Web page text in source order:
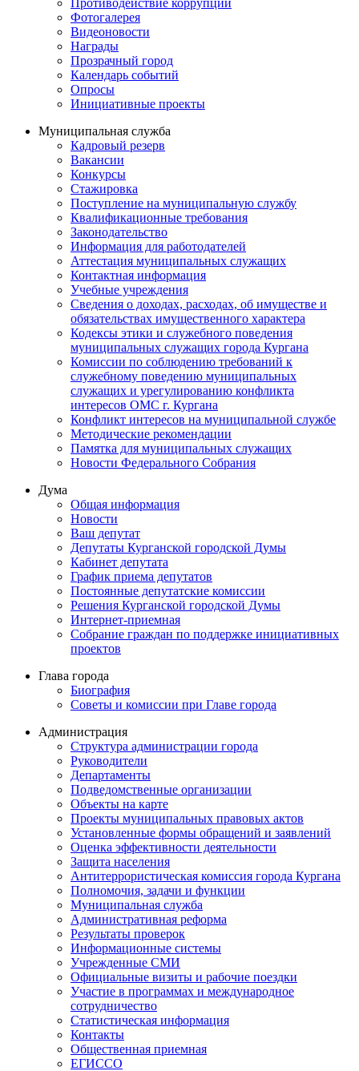
Фотогалерея
Видеоновости
Награды
Прозрачный город
Календарь событий
Опросы
Инициативные проекты
Муниципальная служба
Кадровый резерв
Вакансии
Конкурсы
Стажировка
Поступление на муниципальную службу
Квалификационные требования
Законодательство
Информация для работодателей
Аттестация муниципальных служащих
Контактная информация
Учебные учреждения
Сведения о доходах, расходах, об имуществе и
обязательствах имущественного характера
Кодексы этики и служебного поведения
муниципальных служащих города Кургана
Комиссии по соблюдению требований к
служебному поведению муниципальных
служащих и урегулированию конфликта
интересов ОМС г. Кургана
Конфликт интересов на муниципальной службе
Методические рекомендации
Памятка для муниципальных служащих
Новости Федерального Cобрания
Дума
Общая информация
Новости
Ваш депутат
Депутаты Курганской городской Думы
Кабинет депутата
График приема депутатов
Постоянные депутатские комиссии
Решения Курганской городской Думы
Интернет-приемная
Собрание граждан по поддержке инициативных
проектов
Глава города
Биография
Советы и комиссии при Главе города
Администрация
Структура администрации города
Руководители
Департаменты
Подведомственные организации
Объекты на карте
Проекты муниципальных правовых актов
Установленные формы обращений и заявлений
Оценка эффективности деятельности
Защита населения
Антитеррористическая комиссия города Кургана
Полномочия, задачи и функции
Муниципальная служба
Административная реформа
Результаты проверок
Информационные системы
Учрежденные СМИ
Официальные визиты и рабочие поездки
Участие в программах и международное
сотрудничество
Статистическая информация
Контакты
Общественная приемная
ЕГИССО